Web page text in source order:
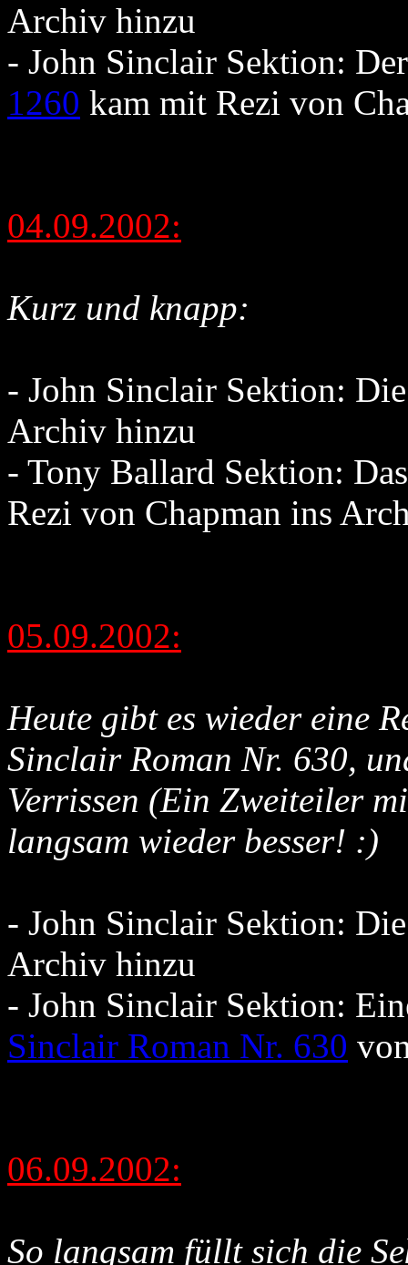
Archiv hinzu
- John Sinclair Sektion:
1260 kam mit Rezi von
04.09.2002:
Kurz und knapp:
- John Sinclair Sektion:
Archiv hinzu
- Tony Ballard Sektion:
Rezi von Chapman ins
05.09.2002:
Heute gibt es wieder eine
Sinclair Roman Nr. 630,
Verrissen (Ein Zweiteiler
langsam wieder besser! :)
- John Sinclair Sektion:
Archiv hinzu
- John Sinclair Sektion:
Sinclair Roman Nr. 630
06.09.2002:
So langsam füllt sich die